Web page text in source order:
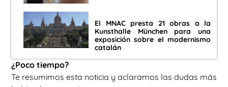
El MNAC presta 21 obras a la
Kunsthalle München para una
exposición sobre el modernismo
catalán
¿Poco tiempo?
Te resumimos esta noticia y aclaramos las dudas más